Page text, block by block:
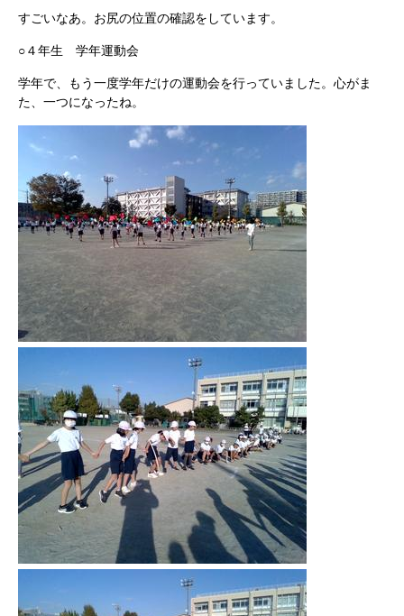
すごいなあ。お尻の位置の確認をしています。
○４年生 学年運動会
学年で、もう一度学年だけの運動会を行っていました。心がま
た、一つになったね。